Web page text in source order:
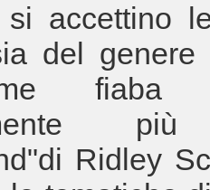
si accettino
del genere
fiaba
Ridley